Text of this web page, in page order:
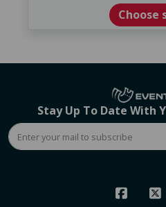
Choose
Stay Up To Date With